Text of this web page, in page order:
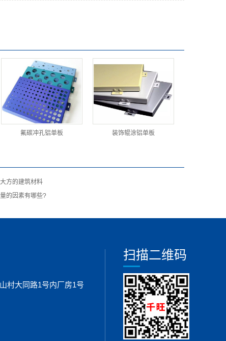
氟碳冲孔铝单板 装饰辊涂铝单板
方的建筑材料
的因素有哪些?
村大同路1号内厂房1号
扫描二维码